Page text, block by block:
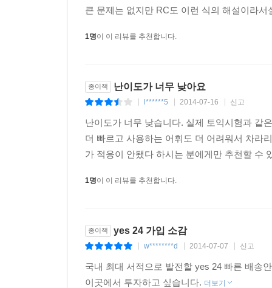
큰 문제는 없지만 RC도 이런 식의 해설이라
1명이 이 리뷰를 추천합니다.
종이책 난이도가 너무 낮아요
l******5 2014-07-16 신고
난이도가 너무 낮습니다. 실제 토익시험과 같
더 빠르고 사용하는 어휘도 더 어려워서 차라
가 적응이 안됐다 하시는 분에게만 추천할 수
1명이 이 리뷰를 추천합니다.
종이책 yes 24 가입 소감
w********d 2014-07-07 신고
국내 최대 서적으로 발전할 yes 24 빠른 배송
이곳에서 투자하고 싶습니다. 더보기